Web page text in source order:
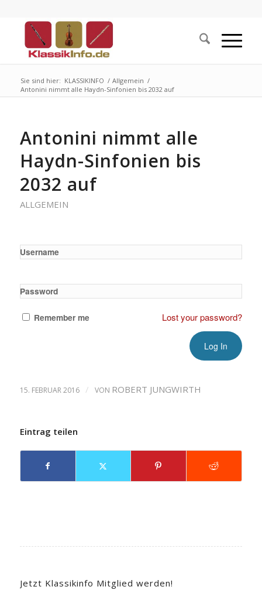
Sie sind hier: KLASSIKINFO / Allgemein /
Antonini nimmt alle Haydn-Sinfonien bis 2032 auf
Antonini nimmt alle
Haydn-Sinfonien bis
2032 auf
ALLGEMEIN
Username
Password
Remember me Lost your password?
15. FEBRUAR 2016 / VON ROBERT JUNGWIRTH
Eintrag teilen
Jetzt Klassikinfo Mitglied werden!